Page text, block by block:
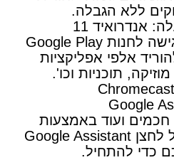
ללא הגבלה.
אנדרואיד 11
Android TV מקורי, גישה לחנות Google Play
אלפי אפליקציות
תוכניות וכו'.
Google
ועוד באמצעות
הקול שלכם: לחצו על לחצן Google Assistant
כדי להתחיל.